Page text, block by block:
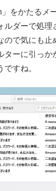
をかたるメ
ダーで処理
ので気にも止
ターに引っか
ですね。